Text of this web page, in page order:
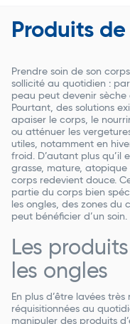
Produits
Prendre soin de son
sollicité au quotidien :
peau peut devenir sèche
Pourtant, des solutions
apaiser le corps, le
ou atténuer les
utiles, notamment en
froid. D’autant plus qu’il
grasse, mature, atopique
corps redevient douce.
partie du corps bien
les ongles, des zones
peut bénéficier d’un soin.
Les
les ongles
En plus d’être lavées
réquisitionnées au
manipuler des produits